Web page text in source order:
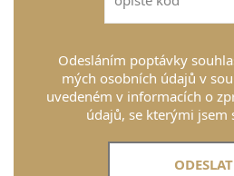
Odesláním poptávky
mých osobních údajů v
uvedeném v informacích o
údajů, se kterými jsem